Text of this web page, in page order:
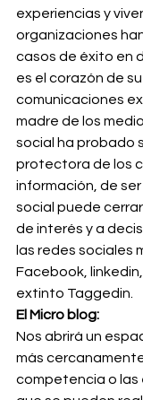
experiencias y
organizaciones
casos de éxito en
es el corazón de
comunicaciones
madre de los
social ha probado
protectora de los
información, de
social puede
de interés y a
las redes sociales
Facebook, linkedin,
extinto Taggedin.
El Micro blog:
Nos abrirá un
más
competencia o las